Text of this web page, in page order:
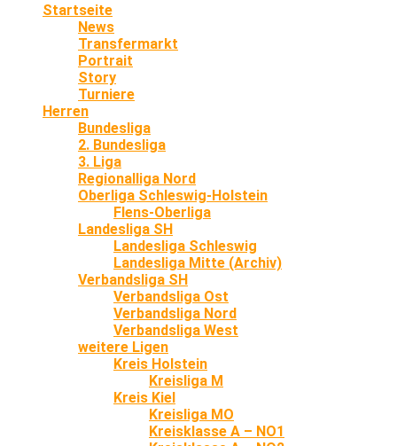
Startseite
News
Transfermarkt
Portrait
Story
Turniere
Herren
Bundesliga
2. Bundesliga
3. Liga
Regionalliga Nord
Oberliga Schleswig-Holstein
Flens-Oberliga
Landesliga SH
Landesliga Schleswig
Landesliga Mitte (Archiv)
Verbandsliga SH
Verbandsliga Ost
Verbandsliga Nord
Verbandsliga West
weitere Ligen
Kreis Holstein
Kreisliga M
Kreis Kiel
Kreisliga MO
Kreisklasse A – NO1